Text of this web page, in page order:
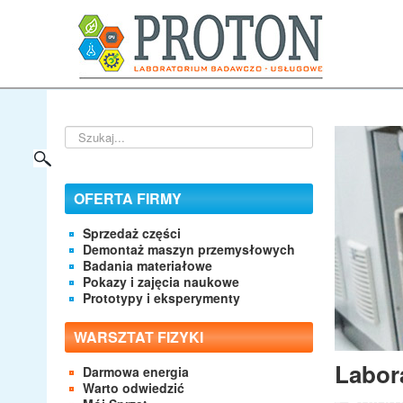
Szukaj...
OFERTA FIRMY
Sprzedaż części
Demontaż maszyn przemysłowych
Badania materiałowe
Pokazy i zajęcia naukowe
Prototypy i eksperymenty
WARSZTAT FIZYKI
Darmowa energia
Warto odwiedzić
w